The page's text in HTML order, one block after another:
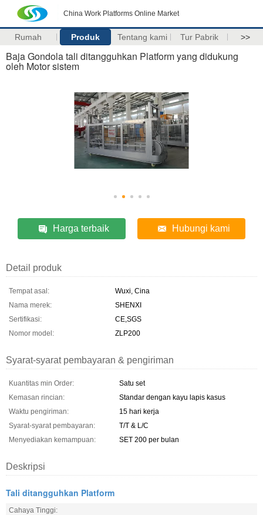
China Work Platforms Online Market
Rumah Produk Tentang kami Tur Pabrik >>
Baja Gondola tali ditangguhkan Platform yang didukung
oleh Motor sistem
Harga terbaik Hubungi kami
Detail produk
Tempat asal:
Wuxi, Cina
Nama merek:
SHENXI
Sertifikasi:
CE,SGS
Nomor model:
ZLP200
Syarat-syarat pembayaran & pengiriman
Kuantitas min Order:
Satu set
Kemasan rincian:
Standar dengan kayu lapis kasus
Waktu pengiriman:
15 hari kerja
Syarat-syarat pembayaran:
T/T & L/C
Menyediakan kemampuan:
SET 200 per bulan
Deskripsi
Tali ditangguhkan Platform
Cahaya Tinggi: